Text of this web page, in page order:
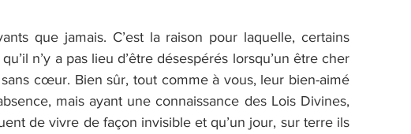
que jamais. C’est la raison pour laquelle, certains
n’y a pas lieu d’être désespérés lorsqu’un être cher
cœur. Bien sûr, tout comme à vous, leur bien-aimé
mais ayant une connaissance des Lois Divines,
de vivre de façon invisible et qu’un jour, sur terre ils